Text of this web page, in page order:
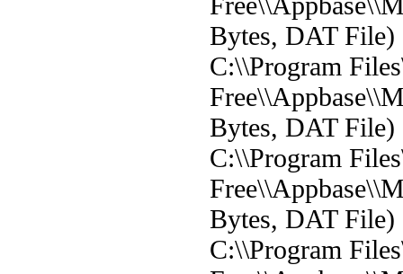
Bytes, DAT File)
C:\\Program
Bytes, DAT File)
C:\\Program
Bytes, DAT File)
C:\\Program